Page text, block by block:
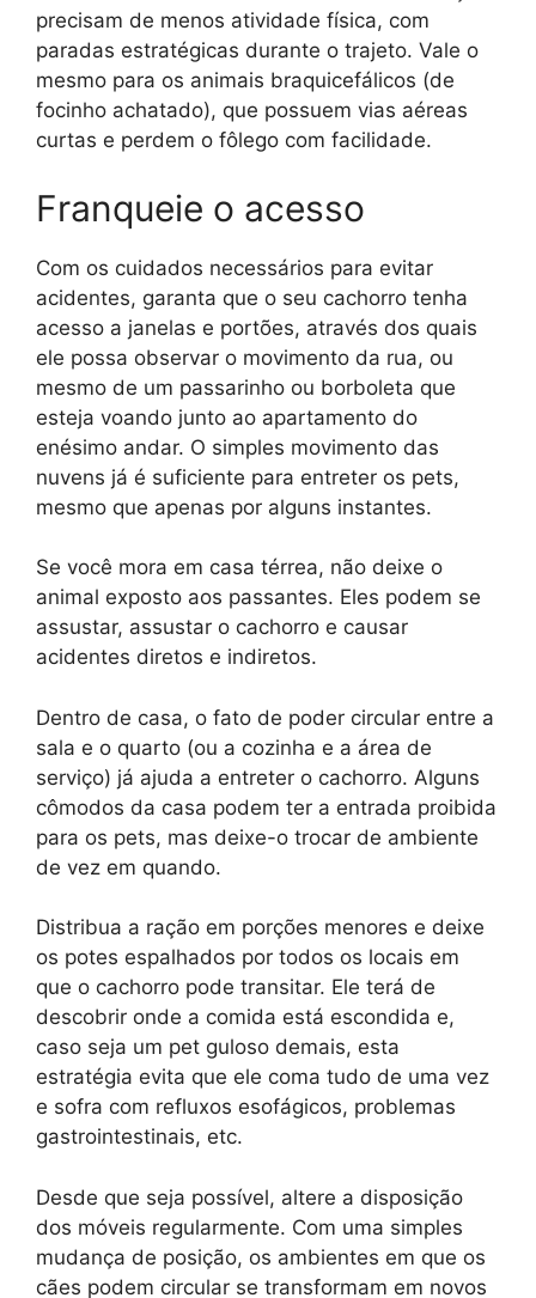
precisam de menos atividade física, com
paradas estratégicas durante o trajeto. Vale o
mesmo para os animais braquicefálicos (de
focinho achatado), que possuem vias aéreas
curtas e perdem o fôlego com facilidade.
Franqueie o acesso
Com os cuidados necessários para evitar
acidentes, garanta que o seu cachorro tenha
acesso a janelas e portões, através dos quais
ele possa observar o movimento da rua, ou
mesmo de um passarinho ou borboleta que
esteja voando junto ao apartamento do
enésimo andar. O simples movimento das
nuvens já é suficiente para entreter os pets,
mesmo que apenas por alguns instantes.
Se você mora em casa térrea, não deixe o
animal exposto aos passantes. Eles podem se
assustar, assustar o cachorro e causar
acidentes diretos e indiretos.
Dentro de casa, o fato de poder circular entre a
sala e o quarto (ou a cozinha e a área de
serviço) já ajuda a entreter o cachorro. Alguns
cômodos da casa podem ter a entrada proibida
para os pets, mas deixe-o trocar de ambiente
de vez em quando.
Distribua a ração em porções menores e deixe
os potes espalhados por todos os locais em
que o cachorro pode transitar. Ele terá de
descobrir onde a comida está escondida e,
caso seja um pet guloso demais, esta
estratégia evita que ele coma tudo de uma vez
e sofra com refluxos esofágicos, problemas
gastrointestinais, etc.
Desde que seja possível, altere a disposição
dos móveis regularmente. Com uma simples
mudança de posição, os ambientes em que os
cães podem circular se transformam em novos